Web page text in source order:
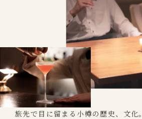
旅先で目に留まる小樽の歴史、文化。